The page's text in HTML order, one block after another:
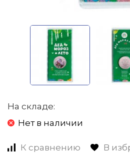
На складе:
Нет в наличии
К сравнению В